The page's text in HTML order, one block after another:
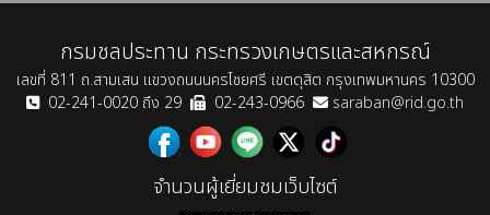
กรมชลประทาน กระทรวงเกษตรและสหกรณ์
เลขที่ 811 ถ.สามเสน แขวงถนนนครไชยศรี เขตดุสิต กรุงเทพมหานคร 10300
02-241-0020 ถึง 29
02-243-0966 saraban@rid.go.th
จำนวนผู้เยี่ยมชมเว็บไซต์